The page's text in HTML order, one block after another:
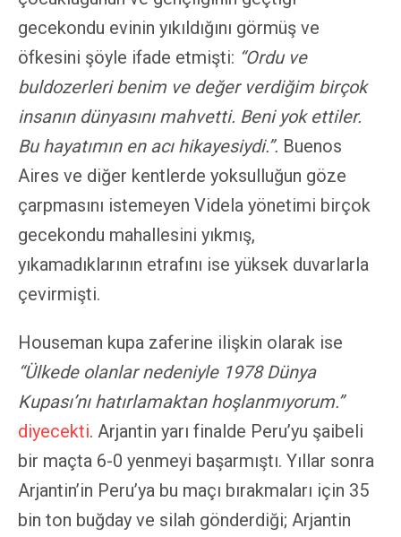
gecekondu evinin yıkıldığını görmüş ve
öfkesini şöyle ifade etmişti: “Ordu ve
buldozerleri benim ve değer verdiğim birçok
insanın dünyasını mahvetti. Beni yok ettiler.
Bu hayatımın en acı hikayesiydi.”. Buenos
Aires ve diğer kentlerde yoksulluğun göze
çarpmasını istemeyen Videla yönetimi birçok
gecekondu mahallesini yıkmış,
yıkamadıklarının etrafını ise yüksek duvarlarla
çevirmişti.
Houseman kupa zaferine ilişkin olarak ise
“Ülkede olanlar nedeniyle 1978 Dünya
Kupası’nı hatırlamaktan hoşlanmıyorum.”
diyecekti. Arjantin yarı finalde Peru’yu şaibeli
bir maçta 6-0 yenmeyi başarmıştı. Yıllar sonra
Arjantin’in Peru’ya bu maçı bırakmaları için 35
bin ton buğday ve silah gönderdiği; Arjantin